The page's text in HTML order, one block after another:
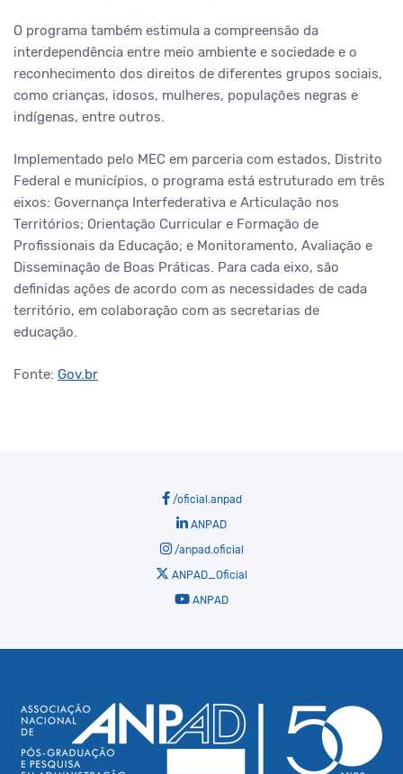
O programa também estimula a compreensão da
interdependência entre meio ambiente e sociedade e o
reconhecimento dos direitos de diferentes grupos sociais,
como crianças, idosos, mulheres, populações negras e
indígenas, entre outros.
Implementado pelo MEC em parceria com estados, Distrito
Federal e municípios, o programa está estruturado em três
eixos: Governança Interfederativa e Articulação nos
Territórios; Orientação Curricular e Formação de
Profissionais da Educação; e Monitoramento, Avaliação e
Disseminação de Boas Práticas. Para cada eixo, são
definidas ações de acordo com as necessidades de cada
território, em colaboração com as secretarias de
educação.
Fonte: Gov.br
/oficial.anpad
ANPAD
/anpad.oficial
ANPAD_Oficial
ANPAD